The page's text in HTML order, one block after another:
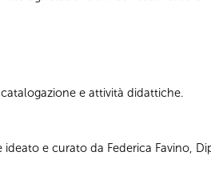
e attività didattiche.
ideato e curato da Federica Favino,